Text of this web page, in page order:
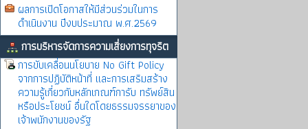
ผลการเปิดโอกาสให้มีส่วนร่วมในการ
ดำเนินงาน ปีงบประมาณ พ.ศ.2569
การบริหารจัดการความเสี่ยงการทุจริต
การขับเคลื่อนนโยบาย No Gift Policy
จากการปฏิบัติหน้าที่ และการเสริมสร้าง
ความรู้เกี่ยวกับหลักเกณฑ์การับ ทรัพย์สิน
หรือประโยชน์ อื่นใดโดยธรรมจรรยาของ
เจ้าพนักงานของรัฐ